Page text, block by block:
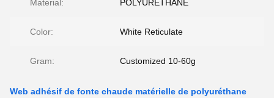
Material: POLYURETHANE
Color: White Reticulate
Gram: Customized 10-60g
Web adhésif de fonte chaude matérielle de polyuréthane